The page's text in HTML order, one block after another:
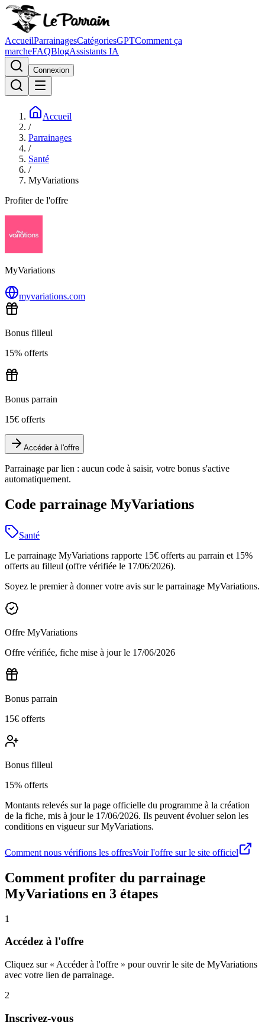
AccueilParrainagesCatégoriesGPTComment ça
marcheFAQBlogAssistants IA
Connexion
Accueil
/
Parrainages
/
Santé
/
MyVariations
Profiter de l'offre
MyVariations
myvariations.com
Bonus filleul
15% offerts
Bonus parrain
15€ offerts
Accéder à l'offre
Parrainage par lien : aucun code à saisir, votre bonus s'active
automatiquement.
Code parrainage MyVariations
Santé
Le parrainage MyVariations rapporte 15€ offerts au parrain et 15%
offerts au filleul (offre vérifiée le 17/06/2026).
Soyez le premier à donner votre avis sur le parrainage MyVariations.
Offre MyVariations
Offre vérifiée, fiche mise à jour le 17/06/2026
Bonus parrain
15€ offerts
Bonus filleul
15% offerts
Montants relevés sur la page officielle du programme à la création
de la fiche, mis à jour le 17/06/2026. Ils peuvent évoluer selon les
conditions en vigueur surMyVariations.
Comment nous vérifions les offresVoir l'offre sur le site officiel
Comment profiter du parrainage
MyVariations en 3 étapes
1
Accédez à l'offre
Cliquez sur « Accéder à l'offre » pour ouvrir le site de MyVariations
avec votre lien de parrainage.
2
Inscrivez-vous